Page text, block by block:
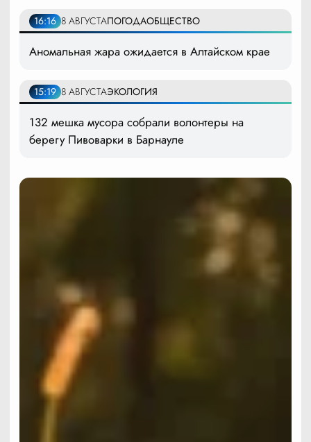
16:16 8 АВГУСТАПОГОДАОБЩЕСТВО
Аномальная жара ожидается в Алтайском крае
15:19 8 АВГУСТАЭКОЛОГИЯ
132 мешка мусора собрали волонтеры на
берегу Пивоварки в Барнауле